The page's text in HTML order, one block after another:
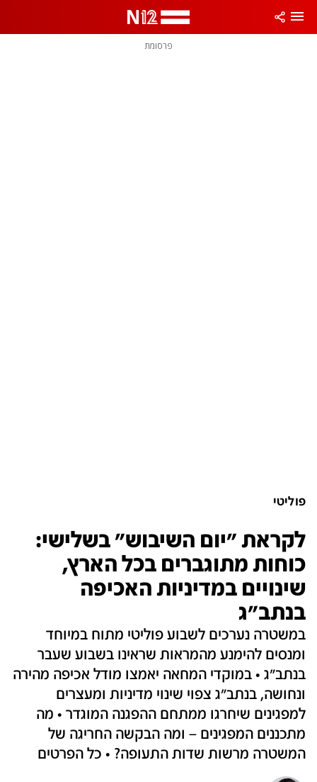
פרסומת
פוליטי
לקראת "יום השיבוש" בשלישי:
כוחות מתוגברים בכל הארץ,
שינויים במדיניות האכיפה
בנתב"ג
במשטרה נערכים לשבוע פוליטי מתוח במיוחד
ומנסים להימנע מהמראות שראינו בשבוע שעבר
בנתב"ג • במוקדי המחאה יאמצו מודל אכיפה מהירה
ונחושה, בנתב"ג צפוי שינוי מדיניות ומעצרים
למפגינים שיחרגו ממתחם ההפגנה המוגדר • מה
מתכננים המפגינים – ומה הבקשה החריגה של
המשטרה מרשות שדות התעופה? • כל הפרטים